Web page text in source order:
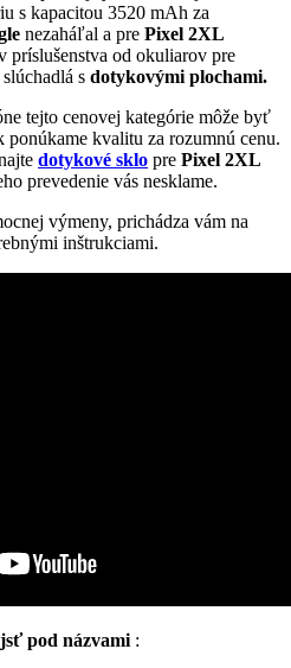
s kapacitou 3520 mAh za
nezaháľal a pre Pixel 2XL
od okuliarov pre
s dotykovými plochami.
tejto cenovej kategórie môže byť
kvalitu za rozumnú cenu.
dotykové sklo pre Pixel 2XL
prevedenie vás nesklame.
výmeny, prichádza vám na
inštrukciami.
pod názvami :